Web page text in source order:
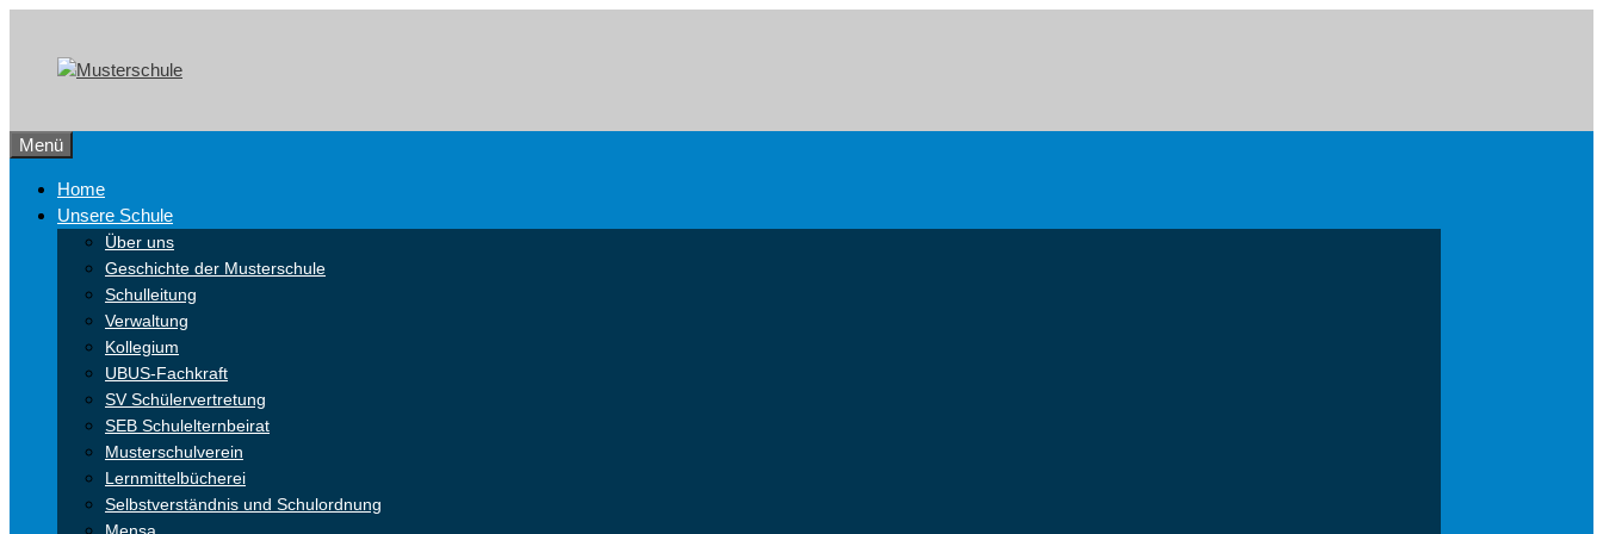
springen
content
Menü
Home
Unsere Schule
Über uns
Geschichte der Musterschule
Schulleitung
Verwaltung
Kollegium
UBUS-Fachkraft
SV Schülervertretung
SEB Schulelternbeirat
Musterschulverein
Lernmittelbücherei
Selbstverständnis und Schulordnung